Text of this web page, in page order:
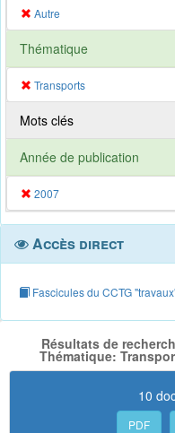
Autre
Thématique
Transports
Mots clés
Année de publication
2007
Accès direct
Fascicules du CCTG
Résultats de
Thématique:
10
PDF